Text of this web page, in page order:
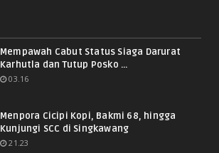
Mempawah Cabut Status Siaga Darurat
Karhutla dan Tutup Posko ...
03.16
Menpora Cicipi Kopi, Bakmi 68, hingga
Kunjungi SCC di Singkawang
21.23